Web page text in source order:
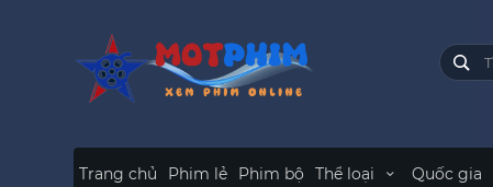
Trang chủ Phim lẻ Phim bộ Thể loại Quốc gia